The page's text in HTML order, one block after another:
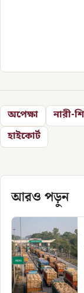
অপেক্ষা নারী-
হাইকোর্ট
আরও পড়ুন